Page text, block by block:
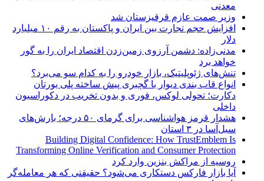
معدنی
وزیر صمت عازم قرقیزستان شد
افزایش حجم تجارت بین ایران و پاکستان به رقم ۱۰ میلیارد
دلار
مدنی‌زاده: دشمن آرزوی زمین‌زدن اقتصاد ایران را به گور
خواهد برد
تنش‌های ژئوپلیتیک، بازار خودرو را به کدام سو می‌برد؟
انواع قاب بندی دیوار با گچبری پیش ساخته پلی یورتان
دکارت؛ تحولی لوکس، فوری و بدون تخریب در دکوراسیون
داخلی
هشدار قرمز هواشناسی برای گرمای ۵۰ درجه؛ بارش‌های
سیل‌آسا در ۳ استان
Building Digital Confidence: How TrustEmblem Is
Transforming Online Verification and Consumer Protection
روسیه از مراکش بنزین وارد کرد
آیا بازار فارکس دستکاری می‌شود؟ حقیقتی که هر معامله‌گر